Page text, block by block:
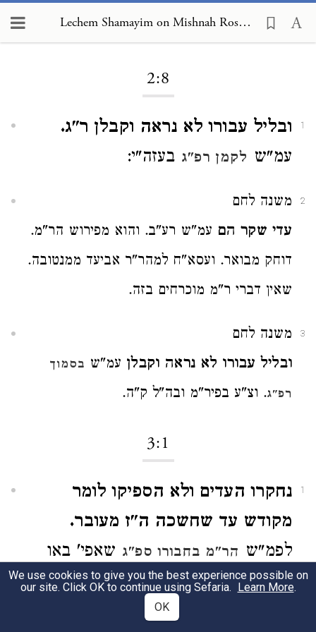
Lechem Shamayim on Mishnah Rosh Hashanah 2:8
2:8
1
ובליל עבורו לא נראה וקבלן ר"ג.
עמ"ש לקמן רפ"ג בעזה"י:
2
משנה לחם
עדי שקר הם עמ"ש רע"ב. והוא מפירוש הר"מ.
דוחק מבואר. ועסא"ח למהר"ר אביעד ממנטובה.
שאין דברי ר"מ מוכרחים בזה.
3
משנה לחם
ובליל עבורו לא נראה וקבלן עמ"ש בסמוך
רפ"ג. וצ"ע בפיר"מ ובה"ל ק"ה.
3:1
1
נחקרו העדים ולא הספיקו לומר
מקודש עד שחשכה ה"ז מעובר.
לפמ"ש הר"מ בחבורו ספ"ג שאפי' באו
עדים אחר שעיברו החודש מחמת שלא
באו עדים בזמנו. ואחר ד' או ה' ימים
We use cookies to give you the best experience possible on
our site. Click OK to continue using Sefaria. Learn More.
OK